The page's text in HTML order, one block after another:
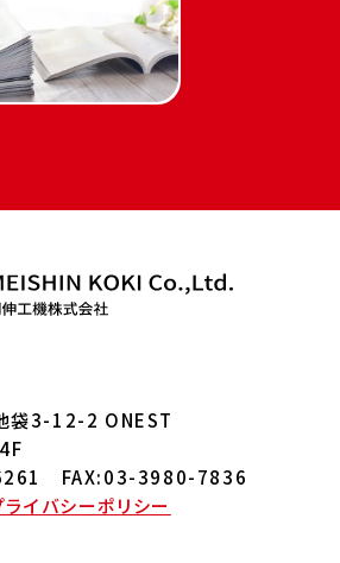
袋3-12-2 ONEST
FAX:03-3980-7836
ライバシーポリシー